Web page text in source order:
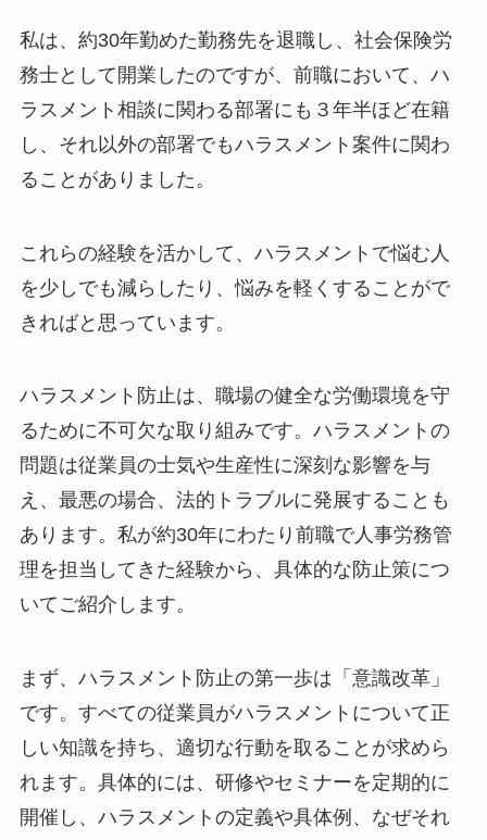
私は、約30年勤めた勤務先を退職し、社会保険労
務士として開業したのですが、前職において、ハ
ラスメント相談に関わる部署にも３年半ほど在籍
し、それ以外の部署でもハラスメント案件に関わ
ることがありました。
これらの経験を活かして、ハラスメントで悩む人
を少しでも減らしたり、悩みを軽くすることがで
きればと思っています。
ハラスメント防止は、職場の健全な労働環境を守
るために不可欠な取り組みです。ハラスメントの
問題は従業員の士気や生産性に深刻な影響を与
え、最悪の場合、法的トラブルに発展することも
あります。私が約30年にわたり前職で人事労務管
理を担当してきた経験から、具体的な防止策につ
いてご紹介します。
まず、ハラスメント防止の第一歩は「意識改革」
です。すべての従業員がハラスメントについて正
しい知識を持ち、適切な行動を取ることが求めら
れます。具体的には、研修やセミナーを定期的に
開催し、ハラスメントの定義や具体例、なぜそれ